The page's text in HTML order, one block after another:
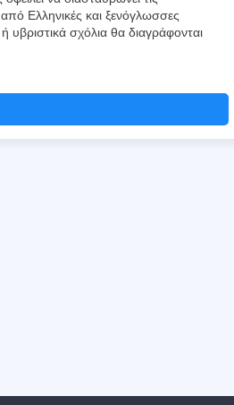
Ελληνικές και ξενόγλωσσες
υβριστικά σχόλια θα διαγράφονται